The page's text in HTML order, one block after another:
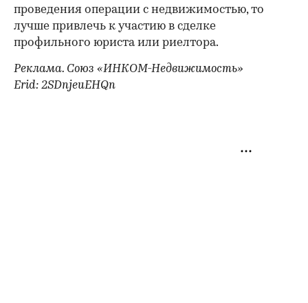
проведения операции с недвижимостью, то
лучше привлечь к участию в сделке
профильного юриста или риелтора.
Реклама. Союз «ИНКОМ-Недвижимость»
Erid: 2SDnjeuEHQn